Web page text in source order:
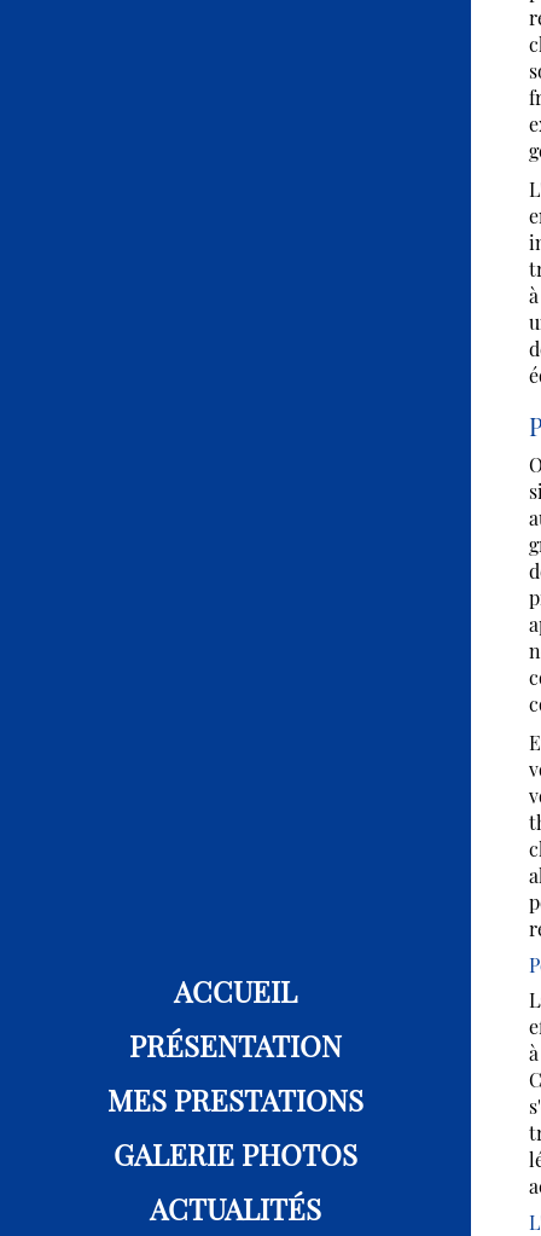
ACCUEIL
PRÉSENTATION
MES PRESTATIONS
GALERIE PHOTOS
ACTUALITÉS